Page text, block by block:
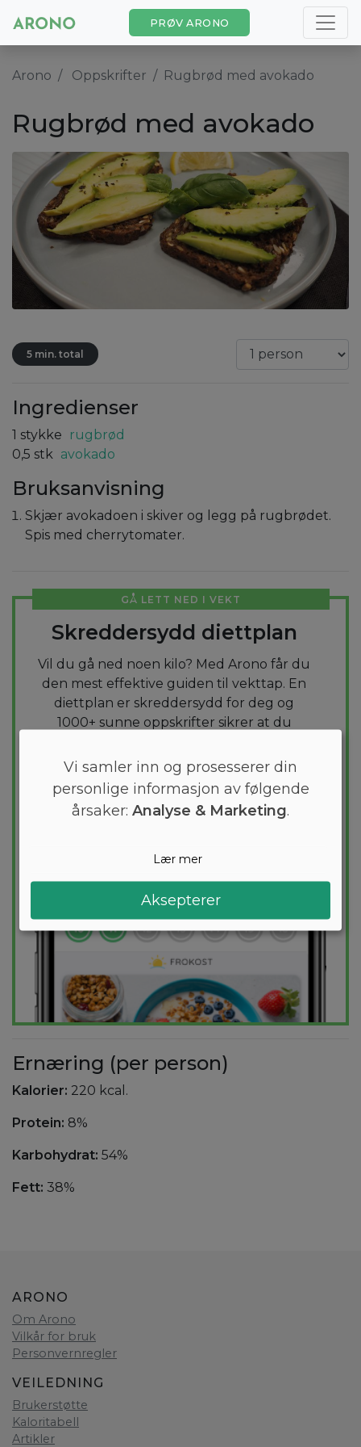
PRØV ARONO
Arono Oppskrifter Rugbrød med avokado
Rugbrød med avokado
5 min. total
Ingredienser
1 stykke
rugbrød
0,5 stk avokado
Bruksanvisning
Skjær avokadoen i skiver og legg på rugbrødet.
Spis med cherrytomater.
GÅ LETT NED I VEKT
Skreddersydd diettplan
Vil du gå ned noen kilo? Med Arono får du
den mest effektive guiden til vekttap. En
diettplan er skreddersydd for deg og
1000+ sunne oppskrifter sikrer at du
dag.
PRØV GRATIS
Ernæring (per person)
Kalorier: 220 kcal.
Protein: 8%
Karbohydrat: 54%
Fett: 38%
ARONO
Om Arono
Vilkår for bruk
Personvernregler
VEILEDNING
Brukerstøtte
Kaloritabell
Artikler
Vi samler inn og prosesserer din
personlige informasjon av følgende
årsaker: Analyse & Marketing.
Lær mer
Aksepterer